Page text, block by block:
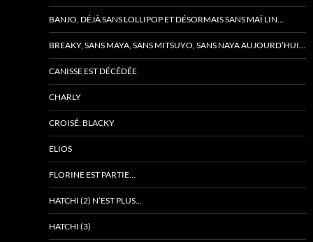
BANJO, DÉJÀ SANS LOLLIPOP ET DÉSORMAIS SANS MAÏ LIN…
BREAKY, SANS MAYA, SANS MITSUYO, SANS NAYA AUJOURD’HUI…
CANISSE EST DÉCÉDÉE
CHARLY
CROISÉ: BLACKY
ELIOS
FLORINE EST PARTIE…
HATCHI (2) N’EST PLUS…
HATCHI (3)